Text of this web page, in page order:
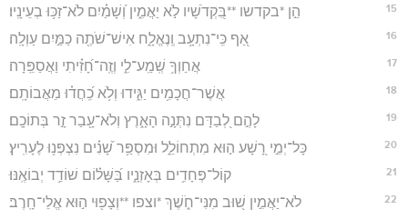
15 הֵ֣ן *בקדשו **בִּ֭קְדֹשָׁיו לֹ֣א יַאֲמִ֑ין וְ֝שָׁמַ֗יִם לֹא־זַכּ֥וּ בְעֵינָֽיו׃
16 אַ֭ף כִּֽי־נִתְעָ֥ב וְֽנֶאֱלָ֑ח אִישׁ־שֹׁתֶ֖ה כַמַּ֣יִם עַוְלָֽה׃
17 אֲחַוְךָ֥ שְֽׁמַֽע־לִ֑י וְזֶֽה־חָ֝זִ֗יתִי וַאֲסַפֵּֽרָה׃
18 אֲשֶׁר־חֲכָמִ֥ים יַגִּ֑ידוּ וְלֹ֥א כִֽ֝חֲד֗וּ מֵאֲבוֹתָֽם׃
19 לָהֶ֣ם לְ֭בַדָּם נִתְּנָ֣ה הָאָ֑רֶץ וְלֹא־עָ֖בַר זָ֣ר בְּתוֹכָֽם׃
20 כָּל־יְמֵ֣י רָ֭שָׁע ה֣וּא מִתְחוֹלֵ֑ל וּמִסְפַּ֥ר שָׁ֝נִ֗ים נִצְפְּנ֥וּ לֶעָרִֽיץ׃
21 קוֹל־פְּחָדִ֥ים בְּאָזְנָ֑יו בַּ֝שָּׁל֗וֹם שׁוֹדֵ֥ד יְבוֹאֶֽנּוּ׃
22 לֹא־יַאֲמִ֣ין שׁ֭וּב מִנִּי־חֹ֑שֶׁךְ *וצפו **וְצָפ֖וּי ה֣וּא אֱלֵי־חָֽרֶב׃